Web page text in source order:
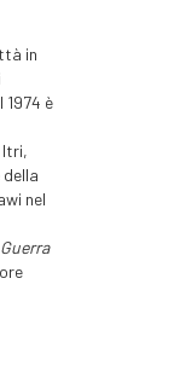
in
è
Itri,
nel